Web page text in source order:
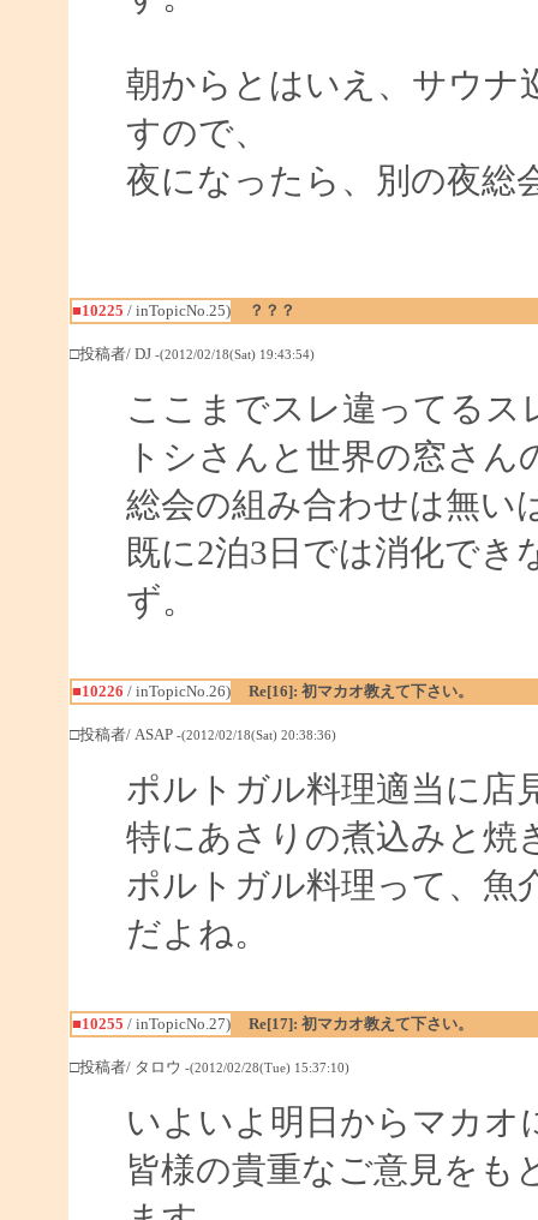
朝からとはいえ、サウナ
すので、
夜になったら、別の夜総
■10225 / inTopicNo.25) ？？？
□投稿者/ DJ -(2012/02/18(Sat) 19:43:54)
ここまでスレ違ってるス
トシさんと世界の窓さ
総会の組み合わせは無い
既に2泊3日では消化で
ず。
■10226 / inTopicNo.26) Re[16]: 初マカオ教えて下さい。
□投稿者/ ASAP -(2012/02/18(Sat) 20:38:36)
ポルトガル料理適当に店
特にあさりの煮込みと焼
ポルトガル料理って、魚
だよね。
■10255 / inTopicNo.27) Re[17]: 初マカオ教えて下さい。
□投稿者/ タロウ -(2012/02/28(Tue) 15:37:10)
いよいよ明日からマカオ
皆様の貴重なご意見をも